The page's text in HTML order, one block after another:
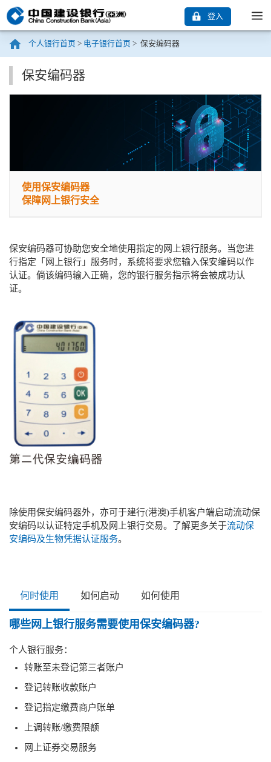
登入
个人银行首页 > 电子银行首页 > 保安编码器
保安编码器
使用保安编码器
保障网上银行安全
保安编码器可协助您安全地使用指定的网上银行服务。当您进
行指定「网上银行」服务时，系统将要求您输入保安编码以作
认证。倘该编码输入正确，您的银行服务指示将会被成功认
证。
除使用保安编码器外，亦可于建行(港澳)手机客户端启动流动保
安编码以认证特定手机及网上银行交易。了解更多关于流动保
安编码及生物凭据认证服务。
何时使用 如何启动 如何使用
哪些网上银行服务需要使用保安编码器?
个人银行服务：
转账至未登记第三者账户
登记转账收款账户
登记指定缴费商户账单
上调转账/缴费限额
网上证券交易服务